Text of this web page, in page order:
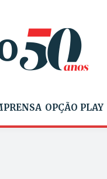
OPÇÃO PLAY